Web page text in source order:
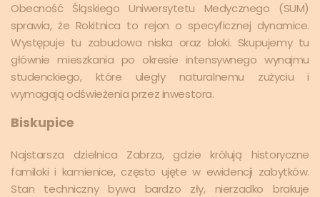
Obecność Śląskiego Uniwersytetu Medycznego (SUM)
sprawia, że Rokitnica to rejon o specyficznej dynamice.
Występuje tu zabudowa niska oraz bloki. Skupujemy tu
głównie mieszkania po okresie intensywnego wynajmu
studenckiego, które uległy naturalnemu zużyciu i
wymagają odświeżenia przez inwestora.
Biskupice
Najstarsza dzielnica Zabrza, gdzie królują historyczne
familoki i kamienice, często ujęte w ewidencji zabytków.
Stan techniczny bywa bardzo zły, nierzadko brakuje